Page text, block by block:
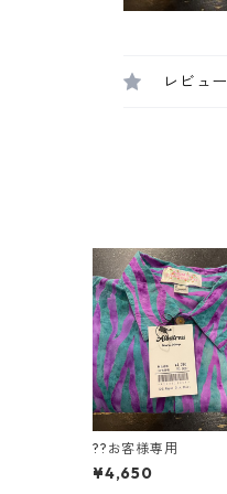
レビュー
??お客様専用
¥4,650